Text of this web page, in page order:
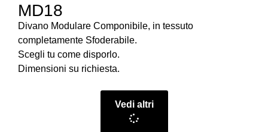
MD18
Divano Modulare Componibile, in tessuto
completamente Sfoderabile.
Scegli tu come disporlo.
Dimensioni su richiesta.
Vedi altri